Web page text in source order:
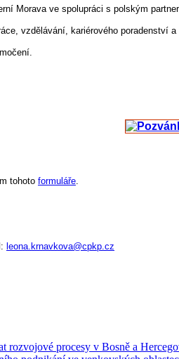
Morava ve spolupráci s polským
vzdělávání, kariérového poradenství a
tohoto formuláře
leona.krnavkova@cpkp.cz
rozvojové procesy v Bosně a